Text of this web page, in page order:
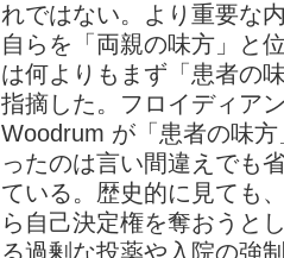
れではない。より重要な
自らを「両親の味方」と
は何よりもまず「患者の
指摘した。フロイディア
Woodrum が「患者の味
ったのは言い間違えでも
ている。歴史的に見ても
ら自己決定権を奪おうと
る過剰な投薬や入院の強